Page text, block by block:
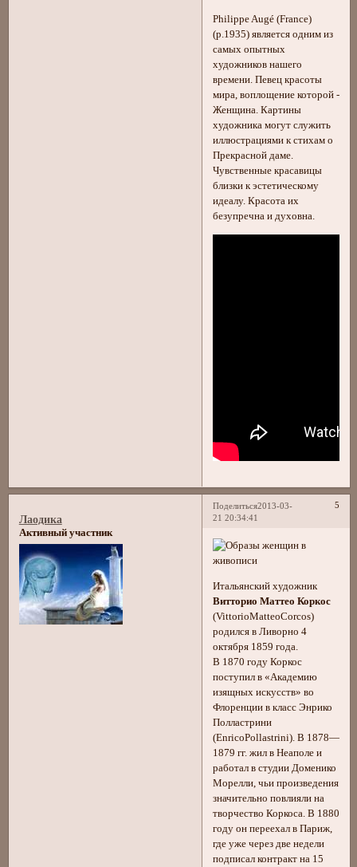
Philippe Augé (France)
(р.1935) является одним из
самых опытных
художников нашего
времени. Певец красоты
мира, воплощение которой -
Женщина. Картины
художника могут служить
иллюстрациями к стихам о
Прекрасной даме.
Чувственные красавицы
близки к эстетическому
идеалу. Красота их
безупречна и духовна.
Поделиться 5
2013-03-
21 20:34:41
Лаодика
Активный участник
Итальянский художник
Витторио Маттео Коркос
(VittorioMatteoCorcos)
родился в Ливорно 4
октября 1859 года.
В 1870 году Коркос
поступил в «Академию
изящных искусств» во
Флоренции в класс Энрико
Полластрини
(EnricoPollastrini). В 1878—
1879 гг. жил в Неаполе и
работал в студии Доменико
Морелли, чьи произведения
значительно повлияли на
творчество Коркоса. В 1880
году он переехал в Париж,
где уже через две недели
подписал контракт на 15